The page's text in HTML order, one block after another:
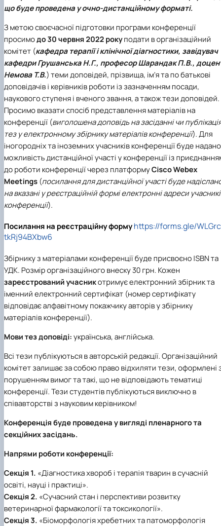
що буде проведена у очно-дистанційному форматі.
З метою своєчасної підготовки програми конференції
просимодо 30 червня 2022 рокуподати в організаційний
комітет (кафедра терапії і клінічної діагностики, завідувач
кафедри Грушанська Н.Г., професор Шарандак П.В.,
Немова Т.В.) теми доповідей, прізвища, ім’я та по батькові
доповідачів і керівників роботи із зазначенням посади,
наукового ступеня і вченого звання, а також тези доповідей.
Просимо вказати спосіб представлення матеріалів на
конференції (виголошена доповідь на засіданні чи
тез у електронному збірнику матеріалів конференції). Для
іногородніх та іноземних учасників конференції буде надано
можливість дистанційної участі у конференції із
до роботи конференції через платформуCisco Webex
Meetings (посилання для дистанційної участі буде
на вказані у реєстраційній формі електронні адреси
конференції).
Посилання на реєстраційну формуhttps://forms.gle/
tkRj94BXbw6
Збірнику з матеріалами конференції буде присвоєно ISBN та
УДК. Розмір організаційного внеску 30 грн. Кожен
зареєстрований учасникотримує електронний збірник та
іменний електронний сертифікат (номер сертифікату
відповідає алфавітному покажчику авторів у збірнику
матеріалів конференції).
Мови тез доповіді:українська, англійська.
Всі тези публікуються в авторській редакції. Організаційний
комітет залишає за собою право відхиляти тези, оформлені
порушенням вимог та такі, що не відповідають тематиці
конференції. Тези студентів публікуються виключно в
співавторстві з науковим керівником!
Конференція буде проведена у вигляді пленарного та
секційних засідань.
Напрями роботи конференції:
Секція 1. «Діагностика хвороб і терапія тварин в сучасній
освіті, науці і практиці».
Секція 2. «Сучасний стан і перспективи розвитку
ветеринарної фармакології та токсикології».
Секція 3. «Біоморфологія хребетних та патоморфологія